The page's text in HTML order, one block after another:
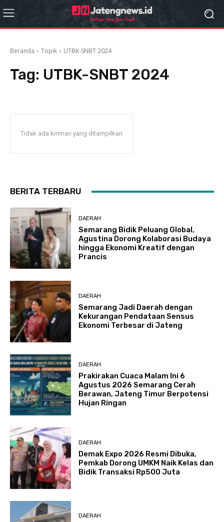
Beranda Topik UTBK-SNBT 2024
Tag: UTBK-SNBT 2024
Tidak ada kiriman yang ditampilkan
BERITA TERBARU
DAERAH
Semarang Bidik Peluang Global,
Agustina Dorong Kolaborasi Budaya
hingga Ekonomi Kreatif dengan
Prancis
DAERAH
Semarang Jadi Daerah dengan
Kekurangan Pendataan Sensus
Ekonomi Terbesar di Jateng
DAERAH
Prakirakan Cuaca Malam Ini 6
Agustus 2026 Semarang Cerah
Berawan, Jateng Timur Berpotensi
Hujan Ringan
DAERAH
Demak Expo 2026 Resmi Dibuka,
Pemkab Dorong UMKM Naik Kelas dan
Bidik Transaksi Rp500 Juta
DAERAH